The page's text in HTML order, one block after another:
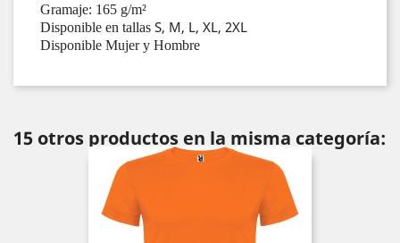
Gramaje: 165 g/m²
Disponible en tallas S, M, L, XL, 2XL
Disponible Mujer y Hombre
15 otros productos en la misma categoría: